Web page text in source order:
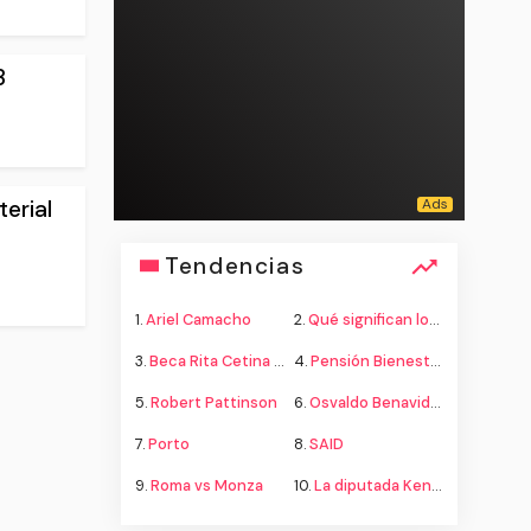
Tendencias
1.Ariel Camacho 2.Qué significan los colores de la bandera
3.Beca Rita Cetina secundaria 4.Pensión Bienestar adultos mayores
5.Robert Pattinson 6.Osvaldo Benavides
7.Porto 8.SAID
9.Roma vs Monza 10.La diputada Kenia López propone cambiar el nombre del país a México